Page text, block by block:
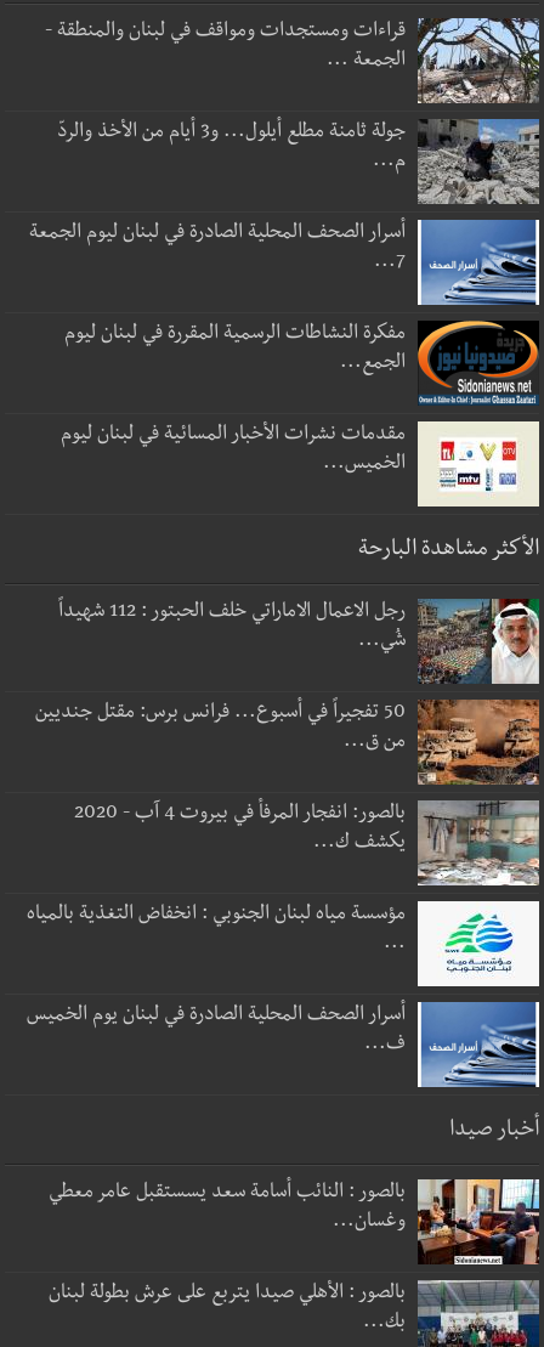
قراءات ومستجدات ومواقف في لبنان والمنطقة -
الجمعة ...
جولة ثامنة مطلع أيلول... و3 أيام من الأخذ والردّ
م...
أسرار الصحف المحلية الصادرة في لبنان ليوم الجمعة
7...
مفكرة النشاطات الرسمية المقررة في لبنان ليوم
الجمع...
مقدمات نشرات الأخبار المسائية في لبنان ليوم
الخميس...
الأكثر مشاهدة البارحة
رجل الاعمال الاماراتي خلف الحبتور : 112 شهيداً
شُي...
50 تفجيراً في أسبوع... فرانس برس: مقتل جنديين
من ق...
بالصور: انفجار المرفأ في بيروت 4 آب - 2020
يكشف ك...
مؤسسة مياه لبنان الجنوبي : انخفاض التغذية بالمياه
...
أسرار الصحف المحلية الصادرة في لبنان يوم الخميس
ف...
أخبار صيدا
بالصور : النائب أسامة سعد يسستقبل عامر معطي
وغسان...
بالصور : الأهلي صيدا يتربع على عرش بطولة لبنان
بك...